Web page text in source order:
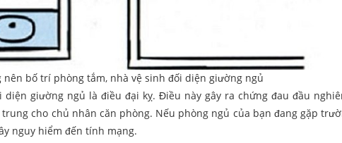
nên bố trí phòng tắm, nhà vệ sinh đối diện giường ngủ
giường ngủ là điều đại kỵ. Điều này gây ra chứng đau đầu
cho chủ nhân căn phòng. Nếu phòng ngủ của bạn đang gặp
nguy hiểm đến tính mạng.